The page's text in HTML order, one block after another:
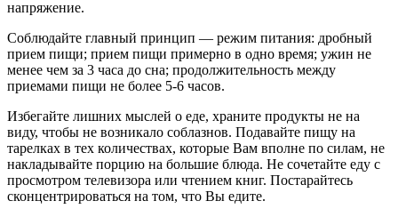
напряжение.
Соблюдайте главный принцип — режим питания: дробный
прием пищи; прием пищи примерно в одно время; ужин не
менее чем за 3 часа до сна; продолжительность между
приемами пищи не более 5-6 часов.
Избегайте лишних мыслей о еде, храните продукты не на
виду, чтобы не возникало соблазнов. Подавайте пищу на
тарелках в тех количествах, которые Вам вполне по силам, не
накладывайте порцию на большие блюда. Не сочетайте еду с
просмотром телевизора или чтением книг. Постарайтесь
сконцентрироваться на том, что Вы едите.